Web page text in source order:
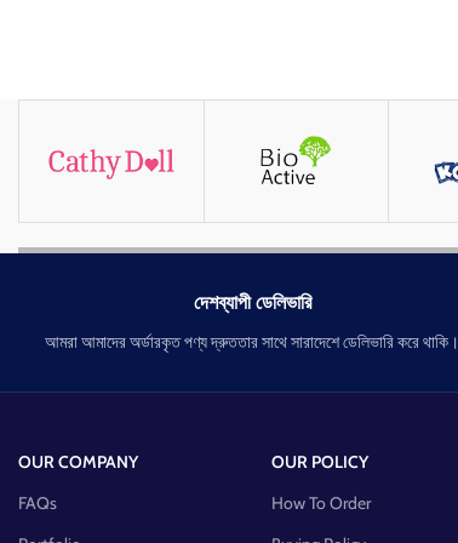
দেশব্যাপী ডেলিভারি
আমরা আমাদের অর্ডারকৃত পণ্য দ্রুততার সাথে সারাদেশে ডেলিভারি করে থাকি।
OUR COMPANY
FAQs
OUR POLICY
How To Order